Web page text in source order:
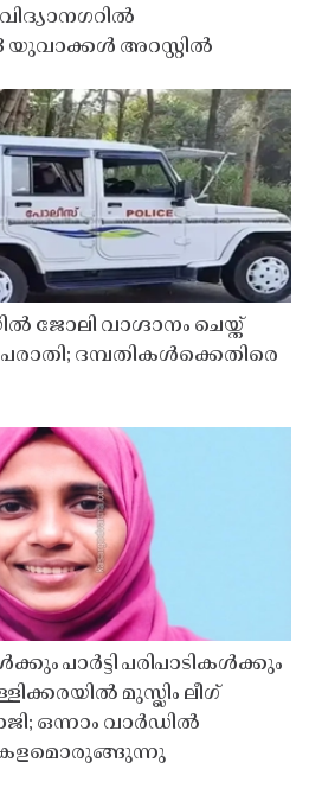
അറസ്റ്റിൽ
ജോലി വാഗ്ദാനം ചെയ്ത്
ദമ്പതികൾക്കെതിരെ
പാർട്ടി പരിപാടികൾക്കും
മുസ്ലിം ലീഗ്
ഒന്നാം വാർഡിൽ
കളമൊരുങ്ങുന്നു